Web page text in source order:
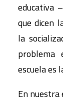
educativa
que dicen
la
escuela es
En nuestra